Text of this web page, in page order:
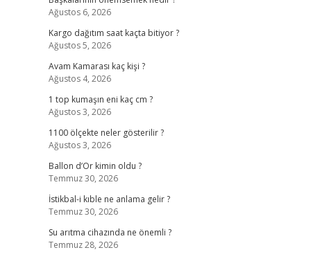
Ağustos 6, 2026
Kargo dağıtım saat kaçta bitiyor ?
Ağustos 5, 2026
Avam Kamarası kaç kişi ?
Ağustos 4, 2026
1 top kumaşın eni kaç cm ?
Ağustos 3, 2026
1100 ölçekte neler gösterilir ?
Ağustos 3, 2026
Ballon d’Or kimin oldu ?
Temmuz 30, 2026
İstikbal-i kıble ne anlama gelir ?
Temmuz 30, 2026
Su arıtma cihazında ne önemli ?
Temmuz 28, 2026